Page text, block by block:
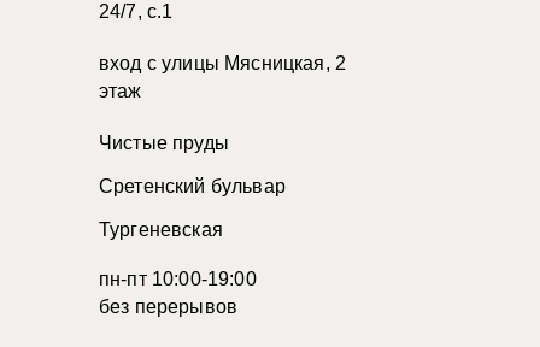
24/7, с.1
вход с улицы Мясницкая, 2
этаж
Чистые пруды
Сретенский бульвар
Тургеневская
пн-пт 10:00-19:00
без перерывов